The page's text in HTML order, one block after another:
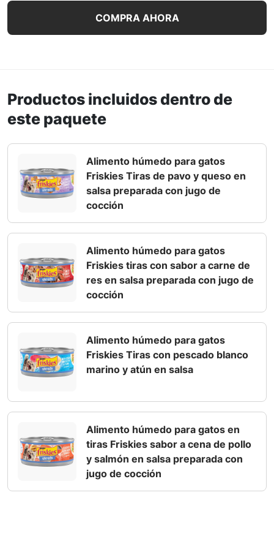
Paquete surtido de 40 unidades de alimento húmedo
COMPRA AHORA
Productos incluidos dentro de
este paquete
Alimento húmedo para gatos
Friskies Tiras de pavo y queso en
salsa preparada con jugo de
cocción
Alimento húmedo para gatos
Friskies tiras con sabor a carne de
res en salsa preparada con jugo de
cocción
Alimento húmedo para gatos
Friskies Tiras con pescado blanco
marino y atún en salsa
Alimento húmedo para gatos en
tiras Friskies sabor a cena de pollo
y salmón en salsa preparada con
jugo de cocción